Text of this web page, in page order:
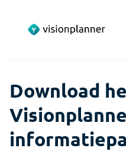
Download